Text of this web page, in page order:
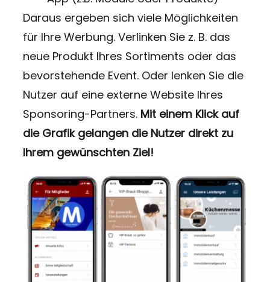
Daraus ergeben sich viele Möglichkeiten
für Ihre Werbung. Verlinken Sie z. B. das
neue Produkt Ihres Sortiments oder das
bevorstehende Event. Oder lenken Sie die
Nutzer auf eine externe Website Ihres
Sponsoring-Partners. Mit einem Klick auf
die Grafik gelangen die Nutzer direkt zu
Ihrem gewünschten Ziel!